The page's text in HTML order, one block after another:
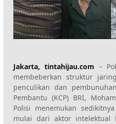
Jakarta, tintahijau.com –
membeberkan struktur
penculikan dan
Pembantu (KCP) BRI,
Polisi menemukan
mulai dari aktor intelektual